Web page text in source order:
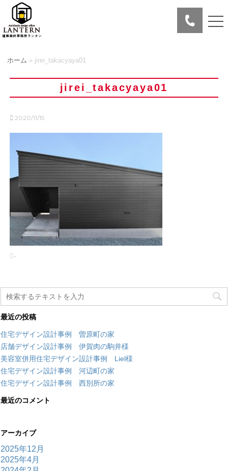
ホーム » jirei_takacyaya01
jirei_takacyaya01
2020/11/15
-
最近の投稿
住宅デザイン設計事例 曽原町の家
店舗デザイン設計事例 伊賀肉の駒井様
美容室併用住宅デザイン設計事例 Liel様
住宅デザイン設計事例 河辺町の家
住宅デザイン設計事例 西別所の家
最近のコメント
アーカイブ
2025年12月
2025年4月